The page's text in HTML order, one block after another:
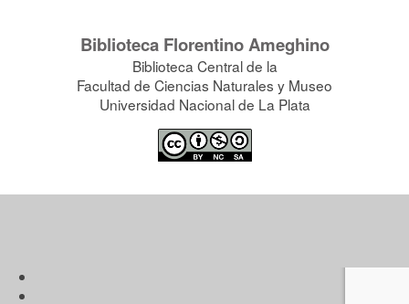
Biblioteca Florentino Ameghino
Biblioteca Central de la
Facultad de Ciencias Naturales y Museo
Universidad Nacional de La Plata